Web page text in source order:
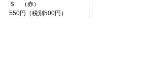
Ｓ （赤）
550円（税別500円）